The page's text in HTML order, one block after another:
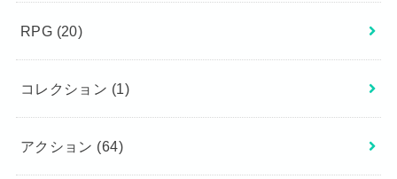
RPG (20)
コレクション (1)
アクション (64)